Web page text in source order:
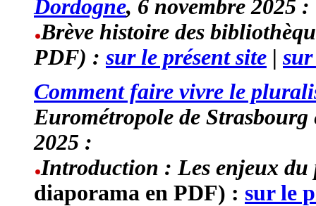
Dordogne, 6 novembre 2025 :
Brève histoire des
PDF) : sur le présent site |
Comment faire vivre le
Eurométropole de
2025 :
Introduction :Les enjeux du
diaporama en PDF) : sur le